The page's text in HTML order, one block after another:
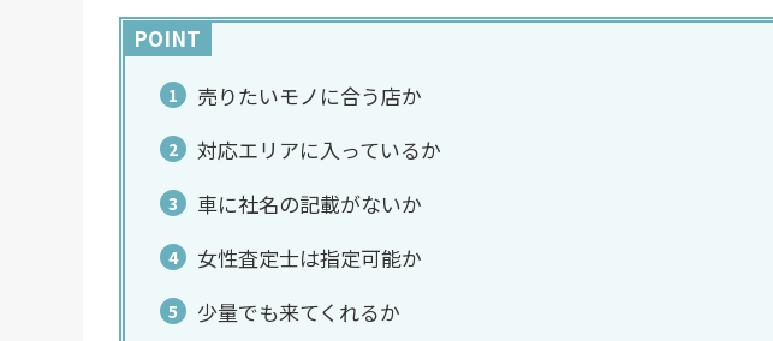
POINT
売りたいモノに合う店か
対応エリアに入っているか
車に社名の記載がないか
女性査定士は指定可能か
少量でも来てくれるか